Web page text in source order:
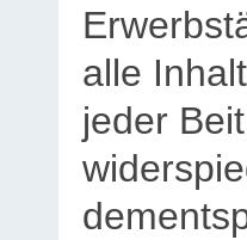
alle
jeder